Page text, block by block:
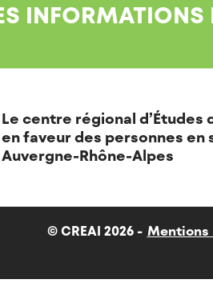
INFORMATIONS
Le centre régional
en faveur des personnes
Auvergne-Rhône-Alpes
© CREAI 2026 - Mentions